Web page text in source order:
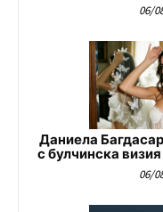
06/
Даниела
с булчинска
06/